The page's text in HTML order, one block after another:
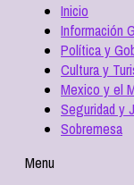
Inicio
Información
Política y
Cultura y
Mexico y el
Seguridad y
Sobremesa
Menu